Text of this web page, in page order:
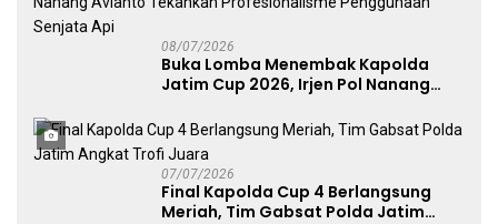
08/07/2026
Buka Lomba Menembak Kapolda
Jatim Cup 2026, Irjen Pol Nanang
Penggunaan Senjata Api
07/07/2026
Final Kapolda Cup 4 Berlangsung
Meriah, Tim Gabsat Polda Jatim